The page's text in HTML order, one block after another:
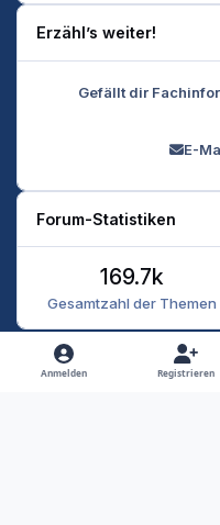
Erzähl’s weiter!
Gefällt dir
E-
Forum-Statistiken
Gesamtzahl der Themen
169.7k
Heller Modus
Dunkler Modus
Systemeinstellung
Anmelden Registrieren